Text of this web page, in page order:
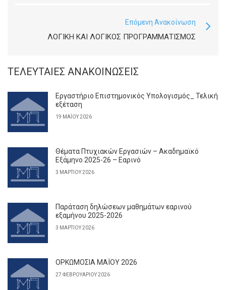
Επόμενη Ανακοίνωση
ΛΟΓΙΚΉ ΚΑΙ ΛΟΓΙΚΌΣ ΠΡΟΓΡΑΜΜΑΤΙΣΜΌΣ
ΤΕΛΕΥΤΑΊΕΣ ΑΝΑΚΟΙΝΏΣΕΙΣ
Εργαστήριο Επιστημονικός Υπολογισμός_ Τελική
εξέταση
19 ΜΑΪ́ΟΥ 2026
Θέματα Πτυχιακών Εργασιών – Ακαδημαϊκό
Εξάμηνο 2025-26 – Εαρινό
3 ΜΑΡΤΊΟΥ 2026
Παράταση δηλώσεων μαθημάτων εαρινού
εξαμήνου 2025-2026
3 ΜΑΡΤΊΟΥ 2026
ΟΡΚΩΜΟΣΙΑ ΜΑΪΟΥ 2026
27 ΦΕΒΡΟΥΑΡΊΟΥ 2026